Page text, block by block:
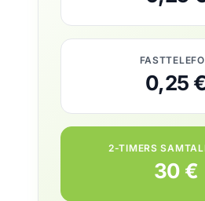
0,25
2-TIMERS
30 €